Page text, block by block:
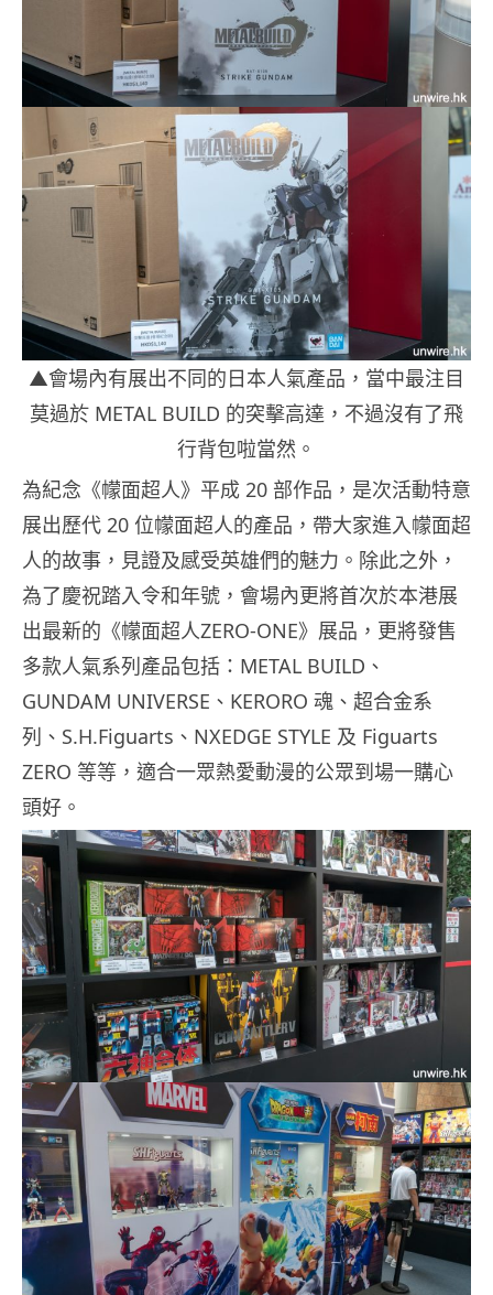
▲會場內有展出不同的日本人氣產品，當中最注目
莫過於 METAL BUILD 的突擊高達，不過沒有了飛
行背包啦當然。
為紀念《幪面超人》平成 20 部作品，是次活動特意
展出歷代 20 位幪面超人的產品，帶大家進入幪面超
人的故事，見證及感受英雄們的魅力。除此之外，
為了慶祝踏入令和年號， 會場內更將首次於本港展
出最新的《幪面超人ZERO-ONE》展品，更將發售
多款人氣系列產品包括：METAL BUILD、
GUNDAM UNIVERSE 、KERORO 魂、超合金系
列、S.H.Figuarts、NXEDGE STYLE 及 Figuarts
ZERO 等等，適合一眾熱愛動漫的公眾到場一購心
頭好。